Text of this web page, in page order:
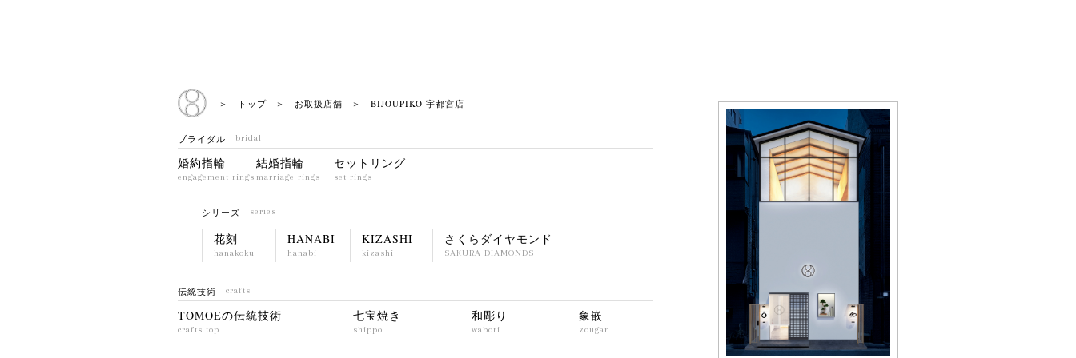
＞ トップ ＞ お取扱店舗 ＞ BIJOUPIKO 宇都宮店
ブライダル bridal
婚約指輪
engagement rings
結婚指輪
marriage rings
セットリング
set rings
シリーズ series
花刻
hanakoku
HANABI
hanabi
KIZASHI
kizashi
さくらダイヤモンド
SAKURA DIAMONDS
伝統技術 crafts
TOMOEの伝統技術
crafts top
七宝焼き
shippo
和彫り
wabori
象嵌
zougan